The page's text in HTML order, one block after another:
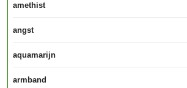
amethist
angst
aquamarijn
armband